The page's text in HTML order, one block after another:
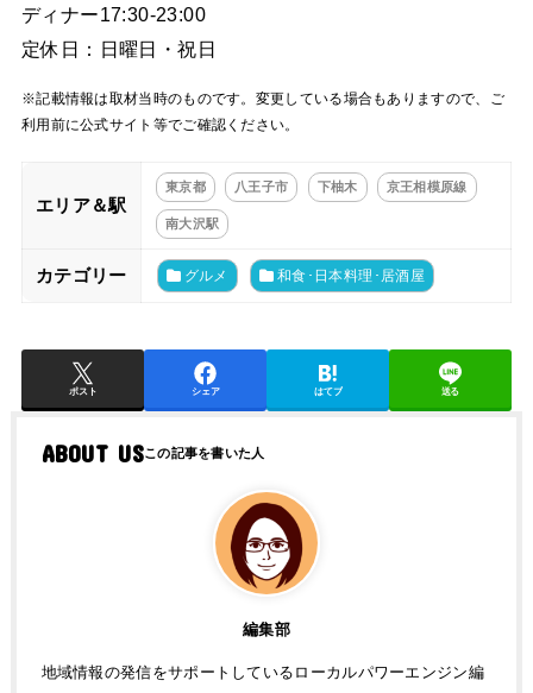
ディナー17:30-23:00
定休日：日曜日・祝日
※記載情報は取材当時のものです。変更している場合もありますので、ご
利用前に公式サイト等でご確認ください。
エリア＆駅
東京都 八王子市 下柚木 京王相模原線
南大沢駅
カテゴリー グルメ 和食･日本料理･居酒屋
ポスト シェア はてブ 送る
ABOUT US
編集部
地域情報の発信をサポートしているローカルパワーエンジン編